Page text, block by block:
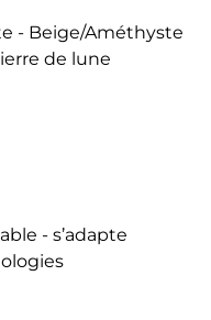
- Beige/Améthyste
de lune
- s’adapte